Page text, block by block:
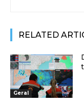
RELATED
Geral